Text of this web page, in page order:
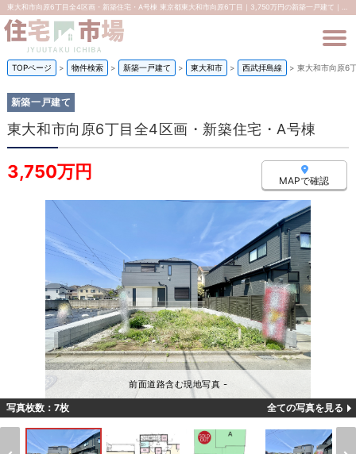
TOPページ > 物件検索 > 新築一戸建て > 東大和市 > 西武拝島線 > 東大和市向原6
新築一戸建て
東大和市向原6丁目全4区画・新築住宅・A号棟
3,750万円 MAPで確認
前面道路含む現地写真 -
写真枚数：7枚 全ての写真を見る